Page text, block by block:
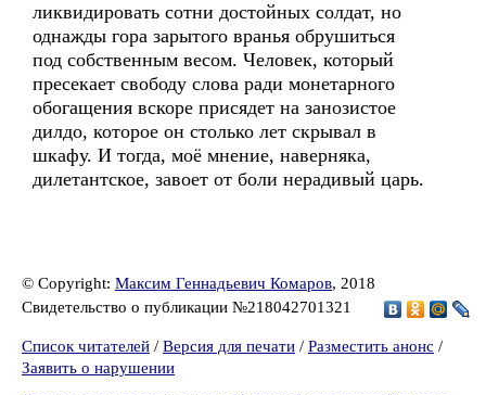
ликвидировать сотни достойных солдат, но
однажды гора зарытого вранья обрушиться
под собственным весом. Человек, который
пресекает свободу слова ради монетарного
обогащения вскоре присядет на занозистое
дилдо, которое он столько лет скрывал в
шкафу. И тогда, моё мнение, наверняка,
дилетантское, завоет от боли нерадивый царь.
© Copyright: Максим Геннадьевич Комаров, 2018
Свидетельство о публикации №218042701321
Список читателей / Версия для печати / Разместить анонс /
Заявить о нарушении